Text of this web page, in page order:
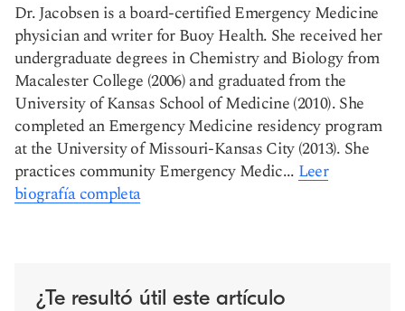
Dr. Jacobsen is a board-certified Emergency Medicine
physician and writer for Buoy Health. She received her
undergraduate degrees in Chemistry and Biology from
Macalester College (2006) and graduated from the
University of Kansas School of Medicine (2010). She
completed an Emergency Medicine residency program
at the University of Missouri-Kansas City (2013). She
practices community Emergency Medic... Leer
biografía completa
¿Te resultó útil este artículo